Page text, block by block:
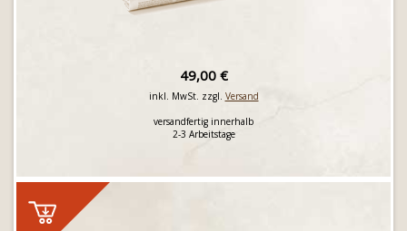
49,00 €
inkl. MwSt. zzgl. Versand
versandfertig innerhalb
2-3 Arbeitstage